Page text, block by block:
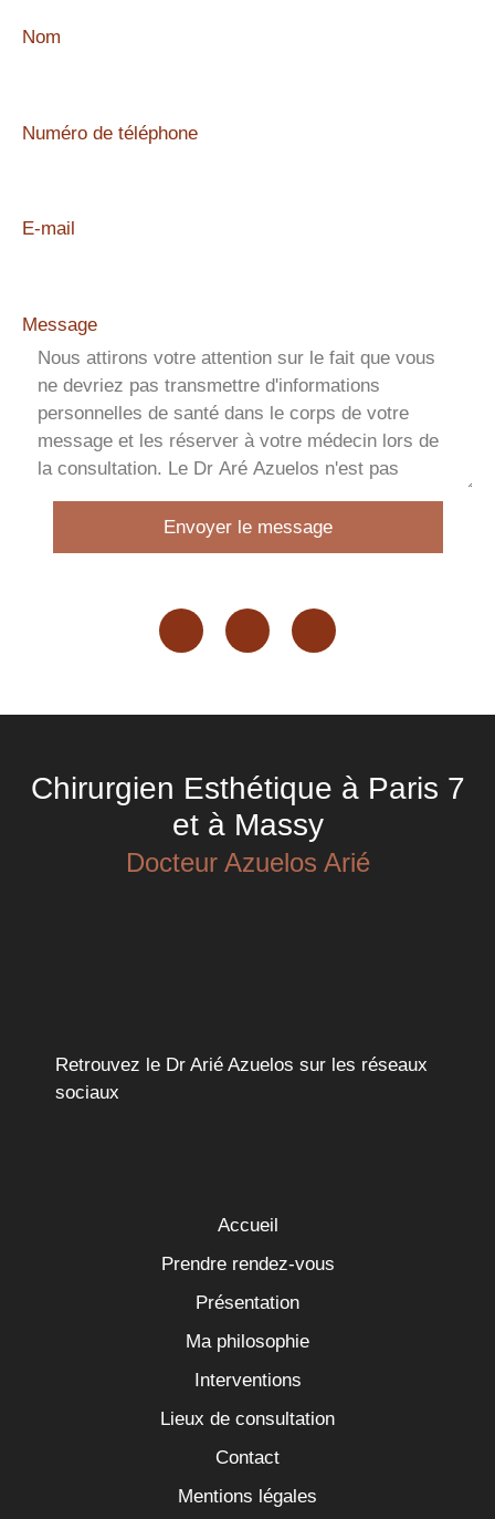
Nom
Numéro de téléphone
E-mail
Message
Envoyer le message
Chirurgien Esthétique à Paris 7
et à Massy
Docteur Azuelos Arié
Retrouvez le Dr Arié Azuelos sur les réseaux
sociaux
Accueil
Prendre rendez-vous
Présentation
Ma philosophie
Interventions
Lieux de consultation
Contact
Mentions légales